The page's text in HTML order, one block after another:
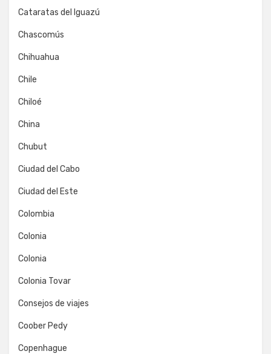
Cataratas del Iguazú
Chascomús
Chihuahua
Chile
Chiloé
China
Chubut
Ciudad del Cabo
Ciudad del Este
Colombia
Colonia
Colonia
Colonia Tovar
Consejos de viajes
Coober Pedy
Copenhague